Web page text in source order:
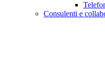
Consulenti e